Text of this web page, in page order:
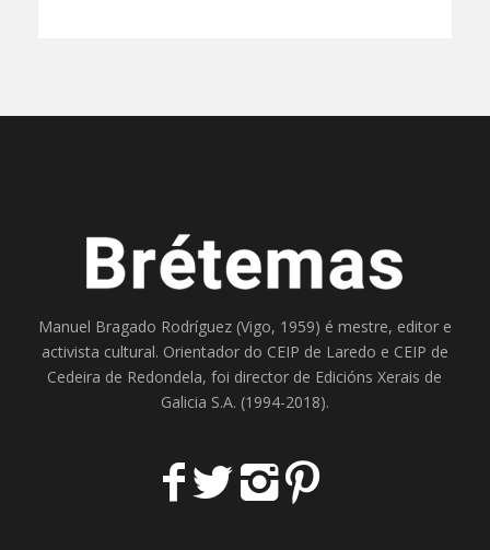
Manuel Bragado Rodríguez (Vigo, 1959) é mestre, editor e
activista cultural. Orientador do CEIP de Laredo e CEIP de
Cedeira de Redondela, foi director de Edicións Xerais de
Galicia S.A. (1994-2018).